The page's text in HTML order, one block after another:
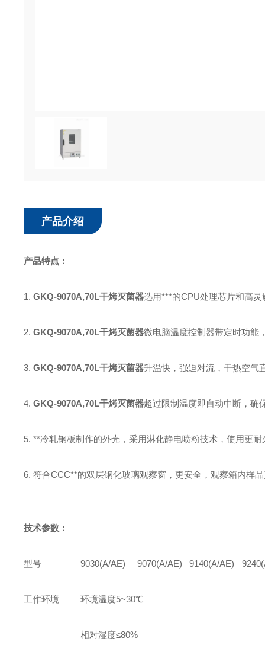
产品介绍
产品特点：
1. GKQ-9070A,70L干烤灭菌器选用***的CPU处理芯片和高
2. GKQ-9070A,70L干烤灭菌器微电脑温度控制器带定时功能
3. GKQ-9070A,70L干烤灭菌器升温快，强迫对流，干热空气
4. GKQ-9070A,70L干烤灭菌器超过限制温度即自动中断，确
5. **冷轧钢板制作的外壳，采用淋化静电喷粉技术，使用更
6. 符合CCC**的双层钢化玻璃观察窗，更安全，观察箱内样
技术参数：
型号 9030(A/AE) 9070(A/AE) 9140(A/AE)
工作环境 环境温度5~30℃
相对湿度≤80%